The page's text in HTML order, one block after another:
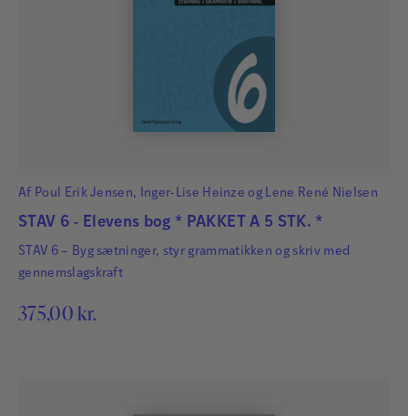
Af Poul Erik Jensen, Inger-Lise Heinze og Lene René Nielsen
STAV 6 - Elevens bog * PAKKET A 5 STK. *
STAV 6 – Byg sætninger, styr grammatikken og skriv med
gennemslagskraft
375,00 kr.